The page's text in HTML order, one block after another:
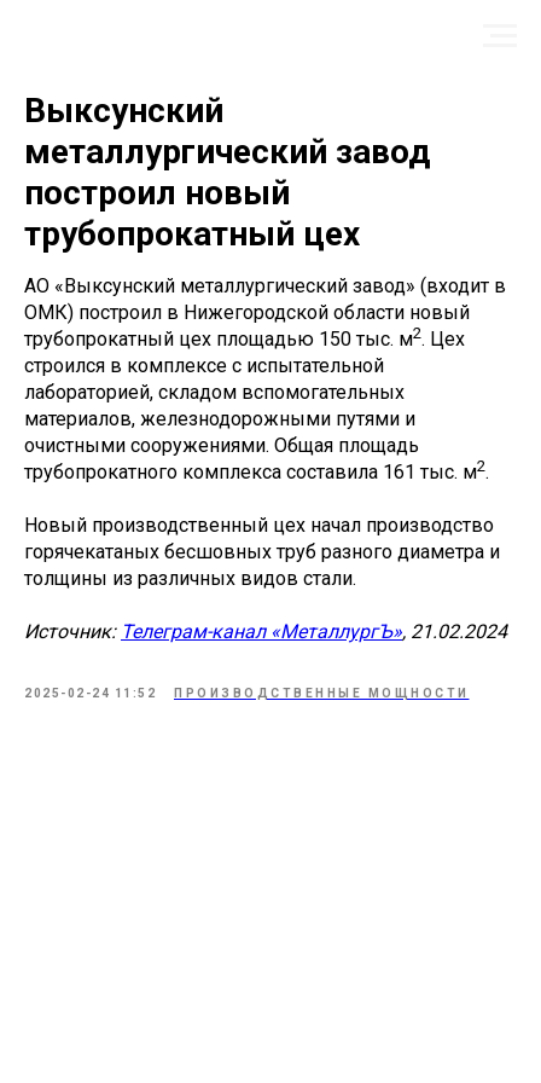
Выксунский
металлургический завод
построил новый
трубопрокатный цех
АО «Выксунский металлургический завод» (входит в
ОМК) построил в Нижегородской области новый
трубопрокатный цех площадью 150 тыс. м2. Цех
строился в комплексе с испытательной
лабораторией, складом вспомогательных
материалов, железнодорожными путями и
очистными сооружениями. Общая площадь
трубопрокатного комплекса составила 161 тыс. м2.
Новый производственный цех начал производство
горячекатаных бесшовных труб разного диаметра и
толщины из различных видов стали.
Источник: Телеграм-канал «МеталлургЪ», 21.02.2024
2025-02-24 11:52 ПРОИЗВОДСТВЕННЫЕ МОЩНОСТИ